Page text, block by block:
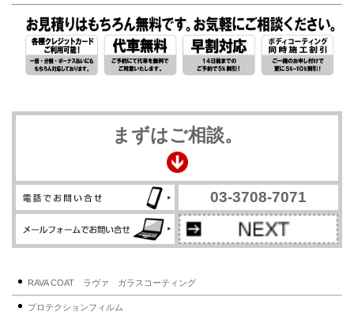
まずはご相談。
03-3708-7071
RAVA COAT ラヴァ ガラスコーティング
プロテクションフィルム